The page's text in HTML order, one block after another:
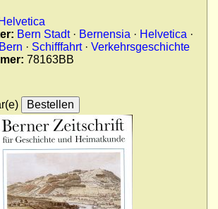
Helvetica
Bern Stadt· Bernensia · Helvetica ·
· Schifffahrt· Verkehrsgeschichte
78163BB